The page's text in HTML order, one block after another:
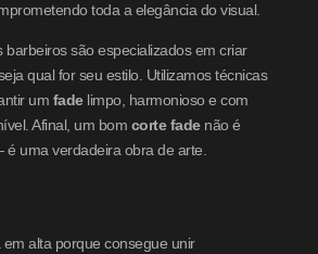
toda a elegância do visual.
barbeiros são especializados em criar
qual for seu estilo. Utilizamos técnicas
um fadelimpo, harmonioso e com
Afinal, um bom corte fadenão é
uma verdadeira obra de arte.
alta porque consegue unir